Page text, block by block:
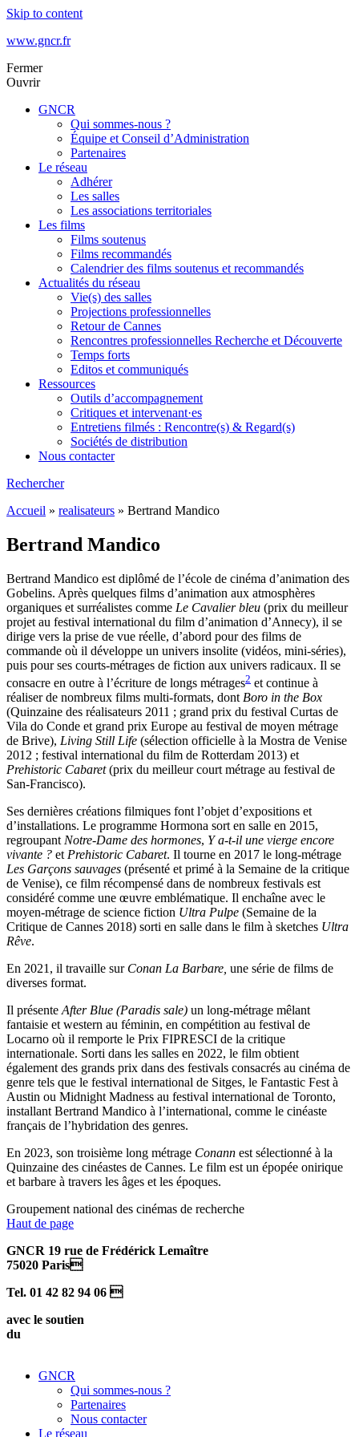
Skip to content
www.gncr.fr
Fermer
Ouvrir
GNCR
Qui sommes-nous ?
Équipe et Conseil d’Administration
Partenaires
Le réseau
Adhérer
Les salles
Les associations territoriales
Les films
Films soutenus
Films recommandés
Calendrier des films soutenus et recommandés
Actualités du réseau
Vie(s) des salles
Projections professionnelles
Retour de Cannes
Rencontres professionnelles Recherche et Découverte
Temps forts
Editos et communiqués
Ressources
Outils d’accompagnement
Critiques et intervenant·es
Entretiens filmés : Rencontre(s) & Regard(s)
Sociétés de distribution
Nous contacter
Rechercher
Accueil » realisateurs » Bertrand Mandico
Bertrand Mandico
Bertrand Mandico est diplômé de l’école de cinéma d’animation des
Gobelins. Après quelques films d’animation aux atmosphères
organiques et surréalistes comme Le Cavalier bleu (prix du meilleur
projet au festival international du film d’animation d’Annecy), il se
dirige vers la prise de vue réelle, d’abord pour des films de
commande où il développe un univers insolite (vidéos, mini-séries),
puis pour ses courts-métrages de fiction aux univers radicaux. Il se
consacre en outre à l’écriture de longs métrages2 et continue à
réaliser de nombreux films multi-formats, dont Boro in the Box
(Quinzaine des réalisateurs 2011 ; grand prix du festival Curtas de
Vila do Conde et grand prix Europe au festival de moyen métrage
de Brive), Living Still Life (sélection officielle à la Mostra de Venise
2012 ; festival international du film de Rotterdam 2013) et
Prehistoric Cabaret(prix du meilleur court métrage au festival de
San-Francisco).
Ses dernières créations filmiques font l’objet d’expositions et
d’installations. Le programme Hormona sort en salle en 2015,
regroupant Notre-Dame des hormones, Y a-t-il une vierge encore
vivante ? et Prehistoric Cabaret. Il tourne en 2017 le long-métrage
Les Garçons sauvages (présenté et primé à la Semaine de la critique
de Venise), ce film récompensé dans de nombreux festivals est
considéré comme une œuvre emblématique. Il enchaîne avec le
moyen-métrage de science fiction Ultra Pulpe (Semaine de la
Critique de Cannes 2018) sorti en salle dans le film à sketches Ultra
Rêve.
En 2021, il travaille sur Conan La Barbare, une série de films de
diverses format.
Il présente After Blue (Paradis sale) un long-métrage mêlant
fantaisie et western au féminin, en compétition au festival de
Locarno où il remporte le Prix FIPRESCI de la critique
internationale. Sorti dans les salles en 2022, le film obtient
également des grands prix dans des festivals consacrés au cinéma de
genre tels que le festival international de Sitges, le Fantastic Fest à
Austin ou Midnight Madness au festival international de Toronto,
installant Bertrand Mandico à l’international, comme le cinéaste
français de l’hybridation des genres.
En 2023, son troisième long métrage Conann est sélectionné à la
Quinzaine des cinéastes de Cannes. Le film est un épopée onirique
et barbare à travers les âges et les époques.
Groupement national des cinémas de recherche
Haut de page
GNCR 19 rue de Frédérick Lemaître
75020 Paris
Tel. 01 42 82 94 06 
avec le soutien
du
GNCR
Qui sommes-nous ?
Partenaires
Nous contacter
Le réseau